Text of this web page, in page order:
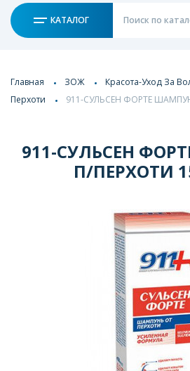
КАТАЛОГ
Главная ЗОЖ Красота-Уход За
Перхоти
911-СУЛЬСЕН ФОРТЕ
911-СУЛЬСЕН
П/ПЕРХОТИ